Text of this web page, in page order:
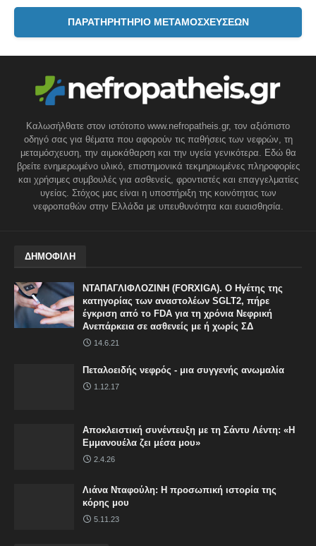
ΠΑΡΑΤΗΡΗΤΗΡΙΟ ΜΕΤΑΜΟΣΧΕΥΣΕΩΝ
Καλωσήλθατε στον ιστότοπο www.nefropatheis.gr, τον αξιόπιστο
οδηγό σας για θέματα που αφορούν τις παθήσεις των νεφρών, τη
μεταμόσχευση, την αιμοκάθαρση και την υγεία γενικότερα. Εδώ θα
βρείτε ενημερωμένο υλικό, επιστημονικά τεκμηριωμένες πληροφορίες
και χρήσιμες συμβουλές για ασθενείς, φροντιστές και επαγγελματίες
υγείας. Στόχος μας είναι η υποστήριξη της κοινότητας των
νεφροπαθών στην Ελλάδα με υπευθυνότητα και ευαισθησία.
ΔΗΜΟΦΙΛΗ
ΝΤΑΠΑΓΛΙΦΛΟΖΙΝΗ (FORXIGA). Ο Ηγέτης της
κατηγορίας των αναστολέων SGLT2, πήρε
έγκριση από το FDA για τη χρόνια Νεφρική
Ανεπάρκεια σε ασθενείς με ή χωρίς ΣΔ
14.6.21
Πεταλοειδής νεφρός - μια συγγενής ανωμαλία
1.12.17
Αποκλειστική συνέντευξη με τη Σάντυ Λέντη: «Η
Εμμανουέλα ζει μέσα μου»
2.4.26
Λιάνα Νταφούλη: Η προσωπική ιστορία της
κόρης μου
5.11.23